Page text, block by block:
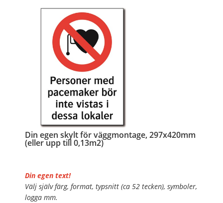
Din egen skylt för väggmontage, 297x420mm
(eller upp till 0,13m2)
Din egen text!
Välj själv färg, format, typsnitt (ca 52 tecken), symboler,
logga mm.